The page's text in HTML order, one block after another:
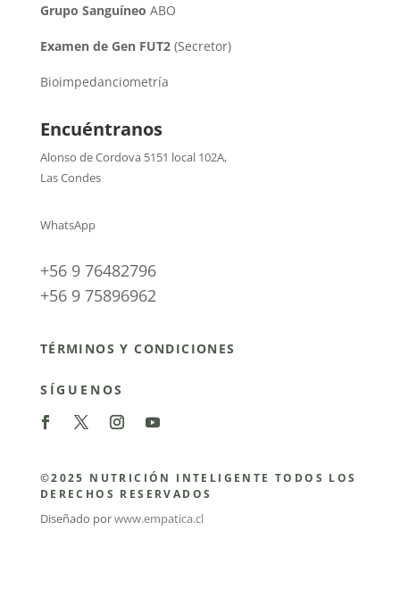
Grupo Sanguíneo ABO
Examen de Gen FUT2(Secretor)
Bioimpedanciometría
Encuéntranos
Alonso de Cordova 5151 local 102A,
Las Condes
WhatsApp
+56 9 76482796
+56 9 75896962
TÉRMINOS Y CONDICIONES
SÍGUENOS
©2025 NUTRICIÓN INTELIGENTE TODOS LOS
DERECHOS RESERVADOS
Diseñado porwww.empatica.cl